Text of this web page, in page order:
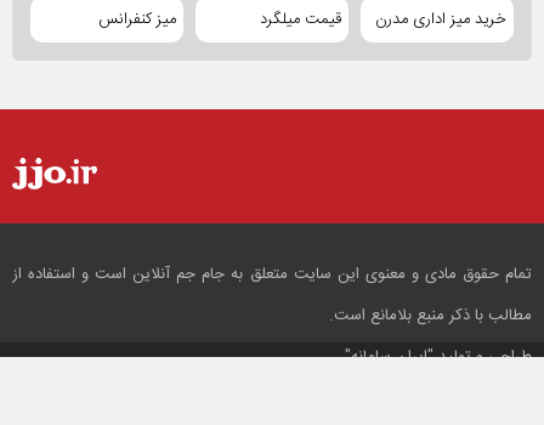
خرید میز اداری مدرن قیمت میلگرد میز کنفرانس
تمام حقوق مادی و معنوی این سایت متعلق به جام جم آنلاین است و استفاده از
مطالب با ذکر منبع بلامانع است.
طراحی و تولید"ایران سامانه"